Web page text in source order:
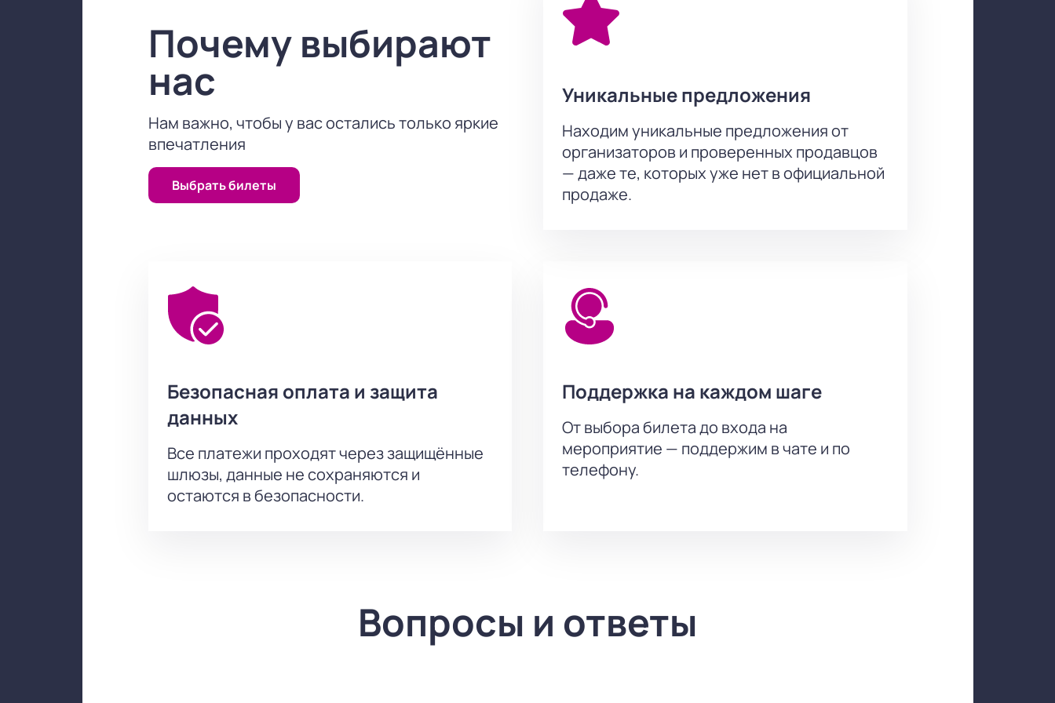
Почему выбирают
нас
Нам важно, чтобы у вас остались только яркие
впечатления
Выбрать билеты
Уникальные предложения
Находим уникальные предложения от
организаторов и проверенных продавцов
— даже те, которых уже нет в официальной
продаже.
Безопасная оплата и защита
данных
Все платежи проходят через защищённые
шлюзы, данные не сохраняются и
остаются в безопасности.
Поддержка на каждом шаге
От выбора билета до входа на
мероприятие — поддержим в чате и по
телефону.
Вопросы и ответы